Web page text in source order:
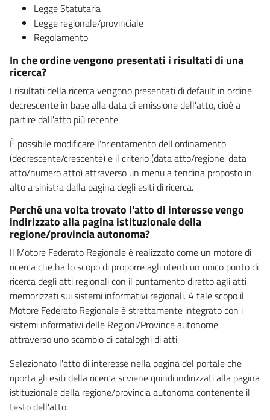
Legge Statutaria
Legge regionale/provinciale
Regolamento
In che ordine vengono presentati i risultati di una
ricerca?
I risultati della ricerca vengono presentati di default in ordine
decrescente in base alla data di emissione dell'atto, cioè a
partire dall'atto più recente.
È possibile modificare l'orientamento dell'ordinamento
(decrescente/crescente) e il criterio (data atto/regione-data
atto/numero atto) attraverso un menu a tendina proposto in
alto a sinistra dalla pagina degli esiti di ricerca.
Perché una volta trovato l'atto di interesse vengo
indirizzato alla pagina istituzionale della
regione/provincia autonoma?
Il Motore Federato Regionale è realizzato come un motore di
ricerca che ha lo scopo di proporre agli utenti un unico punto di
ricerca degli atti regionali con il puntamento diretto agli atti
memorizzati sui sistemi informativi regionali. A tale scopo il
Motore Federato Regionale è strettamente integrato con i
sistemi informativi delle Regioni/Province autonome
attraverso uno scambio di cataloghi di atti.
Selezionato l'atto di interesse nella pagina del portale che
riporta gli esiti della ricerca si viene quindi indirizzati alla pagina
istituzionale della regione/provincia autonoma contenente il
testo dell'atto.